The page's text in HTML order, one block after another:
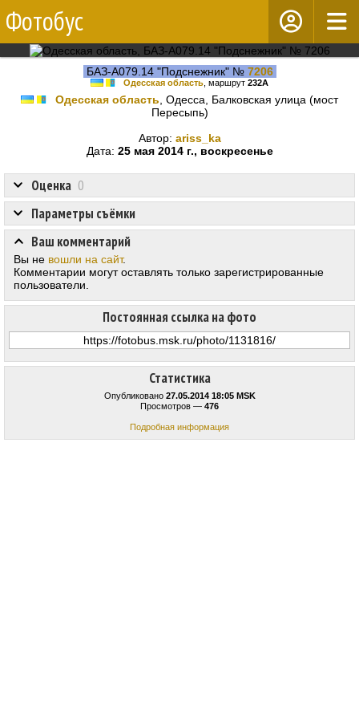
Фотобус
БАЗ-А079.14 "Подснежник" № 7206
Одесская область , маршрут 232А
Одесская область , Одесса, Балковская улица (мост
Пересыпь)
Автор: ariss_ka
Дата: 25 мая 2014 г., воскресенье
Статистика
Опубликовано 27.05.2014 18:05 MSK
Просмотров — 476
Подробная информация
Оценка 0
Постоянная ссылка на фото
Параметры съёмки
Ваш комментарий
Вы не вошли на сайт.
Комментарии могут оставлять только зарегистрированные
пользователи.